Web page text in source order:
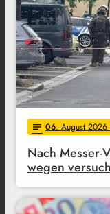
notes 06. August 2026
Nach Messer-
wegen